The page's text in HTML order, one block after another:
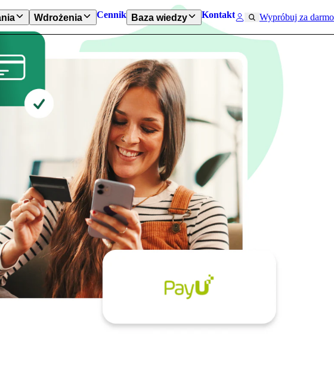
Wdrożenia Cennik Baza wiedzy Kontakt Wypróbuj za darmo